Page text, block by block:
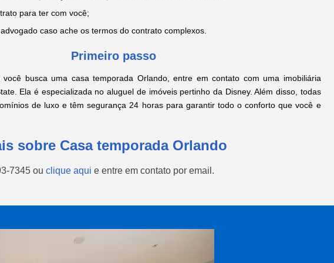
para ter com você;
caso ache os termos do contrato complexos.
Primeiro passo
busca uma casa temporada Orlando, entre em contato com uma imobiliária
Ela é especializada no aluguel de imóveis pertinho da Disney. Além disso, todas
de luxo e têm segurança 24 horas para garantir todo o conforto que você e
sobre Casa temporada Orlando
7345 ou clique aqui e entre em contato por email.